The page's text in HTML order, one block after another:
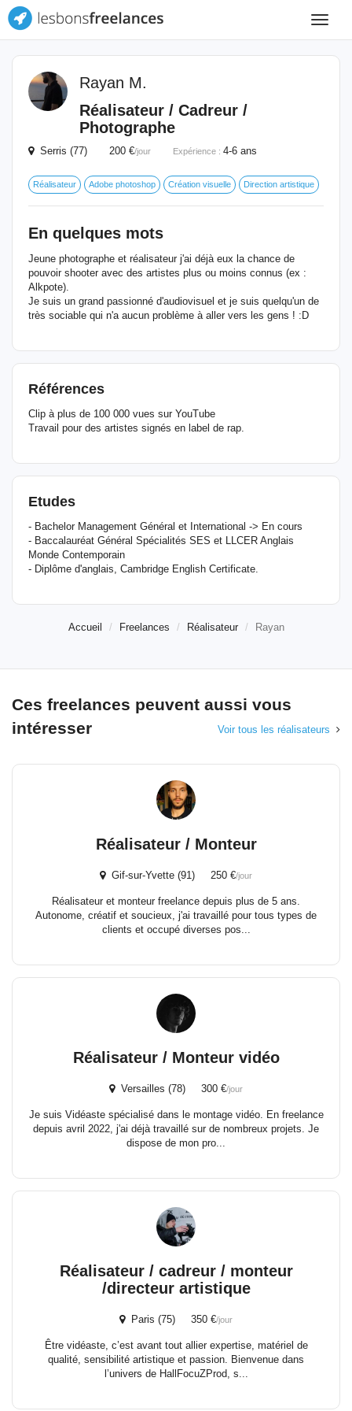
Toggle
Rayan M.
Réalisateur / Cadreur /
Photographe
Serris (77) 200 €/jour Expérience : 4-6 ans
Réalisateur Adobe photoshop Création visuelle Direction artistique
En quelques mots
Jeune photographe et réalisateur j'ai déjà eux la chance de
pouvoir shooter avec des artistes plus ou moins connus (ex :
Alkpote).
Je suis un grand passionné d'audiovisuel et je suis quelqu'un de
très sociable qui n'a aucun problème à aller vers les gens ! :D
Références
Clip à plus de 100 000 vues sur YouTube
Travail pour des artistes signés en label de rap.
Etudes
- Bachelor Management Général et International -> En cours
- Baccalauréat Général Spécialités SES et LLCER Anglais
Monde Contemporain
- Diplôme d'anglais, Cambridge English Certificate.
Accueil Freelances Réalisateur Rayan
Ces freelances peuvent aussi vous
intéresser
Voir tous les réalisateurs
Réalisateur / Monteur
Gif-sur-Yvette (91) 250 €/jour
Réalisateur et monteur freelance depuis plus de 5 ans.
Autonome, créatif et soucieux, j'ai travaillé pour tous types de
clients et occupé diverses pos...
Réalisateur / Monteur vidéo
Versailles (78) 300 €/jour
Je suis Vidéaste spécialisé dans le montage vidéo. En freelance
depuis avril 2022, j'ai déjà travaillé sur de nombreux projets. Je
dispose de mon pro...
Réalisateur / cadreur / monteur
/directeur artistique
Paris (75) 350 €/jour
Être vidéaste, c’est avant tout allier expertise, matériel de
qualité, sensibilité artistique et passion. Bienvenue dans
l’univers de HallFocuZProd, s...